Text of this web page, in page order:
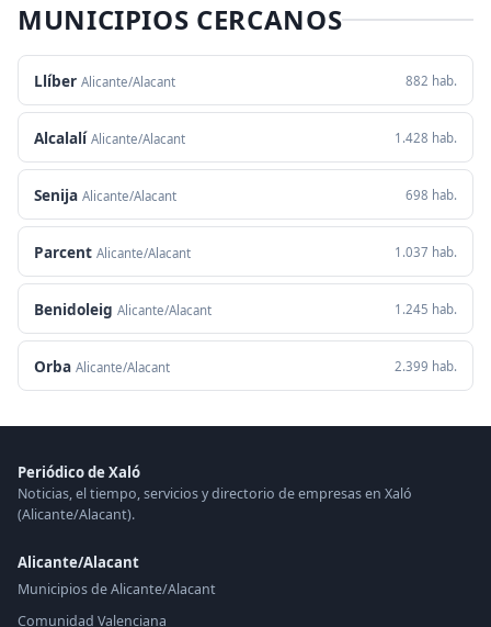
MUNICIPIOS CERCANOS
Llíber Alicante/Alacant 882 hab.
Alcalalí Alicante/Alacant 1.428 hab.
Senija Alicante/Alacant 698 hab.
Parcent Alicante/Alacant 1.037 hab.
Benidoleig Alicante/Alacant 1.245 hab.
Orba Alicante/Alacant 2.399 hab.
Periódico de Xaló
Noticias, el tiempo, servicios y directorio de empresas en Xaló
(Alicante/Alacant).
Alicante/Alacant
Municipios de Alicante/Alacant
Comunidad Valenciana